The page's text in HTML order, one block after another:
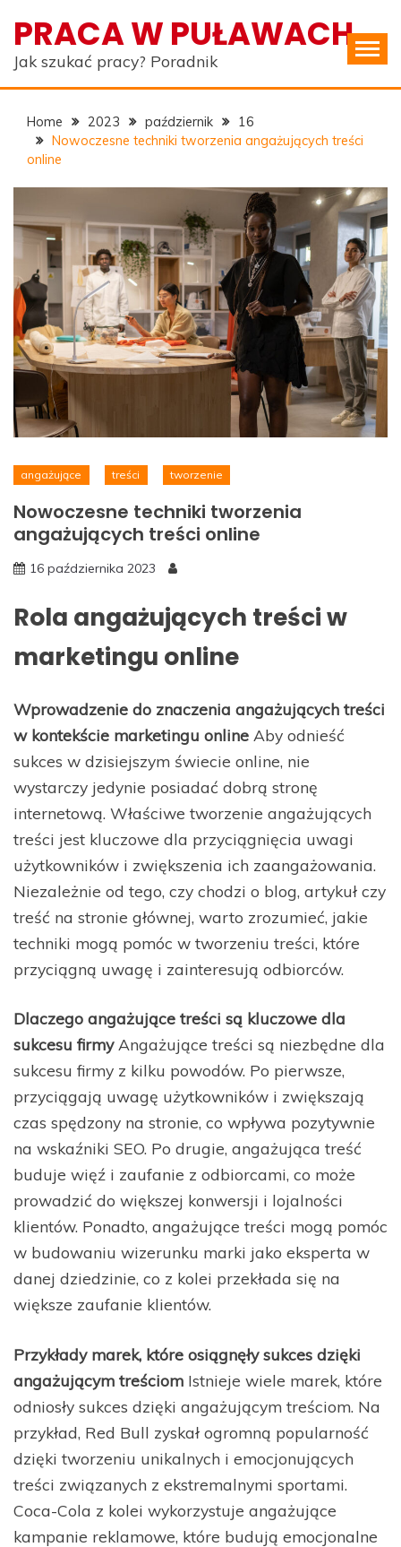
content
PRACA W PUŁAWACH
Jak szukać pracy? Poradnik
Home 2023 październik
16
Nowoczesne techniki tworzenia angażujących treści
online
angażujące treści tworzenie
Nowoczesne techniki tworzenia
angażujących treści online
16 października 2023
Rola angażujących treści w
marketingu online
Wprowadzenie do znaczenia angażujących treści
w kontekście marketingu online Aby odnieść
sukces w dzisiejszym świecie online, nie
wystarczy jedynie posiadać dobrą stronę
internetową. Właściwe tworzenie angażujących
treści jest kluczowe dla przyciągnięcia uwagi
użytkowników i zwiększenia ich zaangażowania.
Niezależnie od tego, czy chodzi o blog, artykuł czy
treść na stronie głównej, warto zrozumieć, jakie
techniki mogą pomóc w tworzeniu treści, które
przyciągną uwagę i zainteresują odbiorców.
Dlaczego angażujące treści są kluczowe dla
sukcesu firmyAngażujące treści są niezbędne dla
sukcesu firmy z kilku powodów. Po pierwsze,
przyciągają uwagę użytkowników i zwiększają
czas spędzony na stronie, co wpływa pozytywnie
na wskaźniki SEO. Po drugie, angażująca treść
buduje więź i zaufanie z odbiorcami, co może
prowadzić do większej konwersji i lojalności
klientów. Ponadto, angażujące treści mogą pomóc
w budowaniu wizerunku marki jako eksperta w
danej dziedzinie, co z kolei przekłada się na
większe zaufanie klientów.
Przykłady marek, które osiągnęły sukces dzięki
angażującym treściom Istnieje wiele marek, które
odniosły sukces dzięki angażującym treściom. Na
przykład, Red Bull zyskał ogromną popularność
dzięki tworzeniu unikalnych i emocjonujących
treści związanych z ekstremalnymi sportami.
Coca-Cola z kolei wykorzystuje angażujące
kampanie reklamowe, które budują emocjonalne